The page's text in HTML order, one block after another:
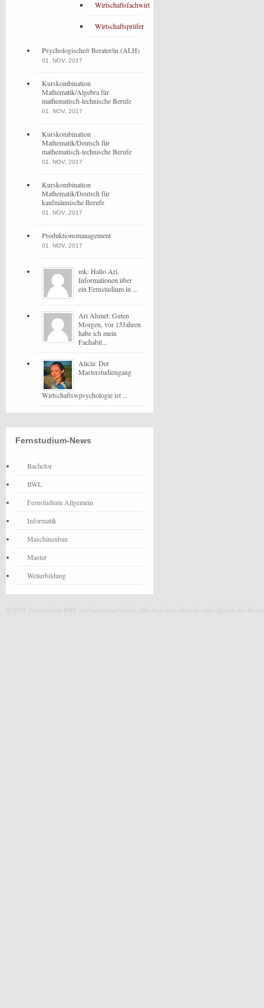
Wirtschaftsfachwirt
Wirtschaftsprüfer
Psychologische/r Berater/in (ALH)
01. NOV, 2017
Kurskombination
Mathematik/Algebra für
mathematisch-technische Berufe
01. NOV, 2017
Kurskombination
Mathematik/Deutsch für
mathematisch-technische Berufe
01. NOV, 2017
Kurskombination
Mathematik/Deutsch für
kaufmännische Berufe
01. NOV, 2017
Produktionsmanagement
01. NOV, 2017
mk: Hallo Ari,
Informationen über
ein Fernstudium in ...
Ari Ahmet: Guten
Morgen, vor 15Jahren
habe ich mein
Fachabit...
Alicia: Der
Masterstudiengang
Wirtschaftswpsychologie ist ...
Fernstudium-News
Bachelor
BWL
Fernstudium Allgemein
Informatik
Maschinenbau
Master
Weiterbildung
© 2026 Fernstudium BWL und Ingenieur Guide. Alle Angaben ohne Gewähr. Quelle der